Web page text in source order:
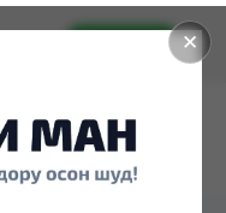
✕
Установить